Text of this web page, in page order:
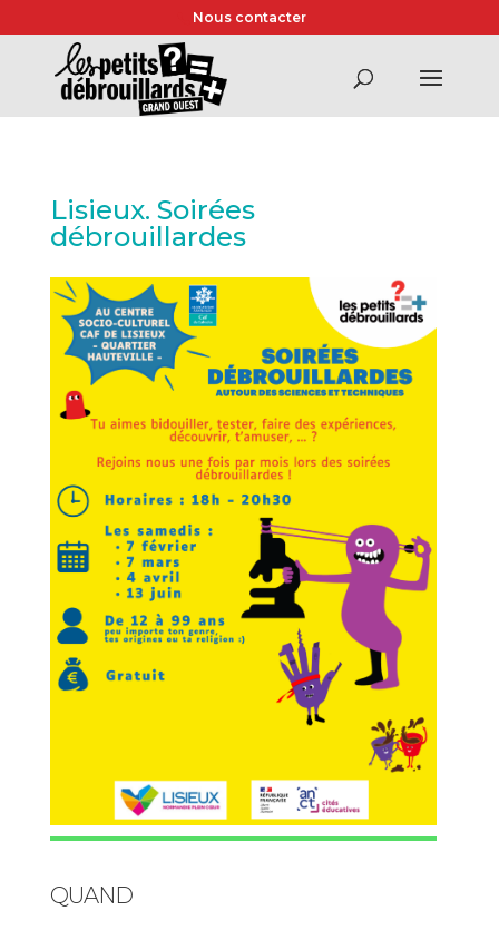
Nous contacter
Lisieux. Soirées
débrouillardes
QUAND